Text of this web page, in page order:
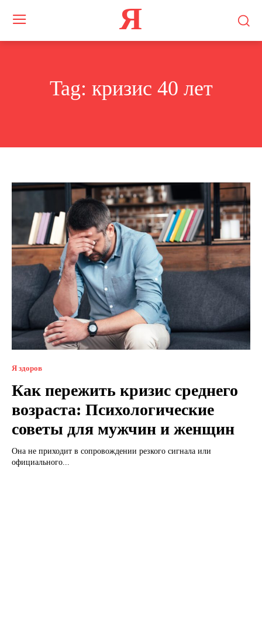
Я
Tag: кризис 40 лет
Я здоров
Как пережить кризис среднего
возраста: Психологические
советы для мужчин и женщин
Она не приходит в сопровождении резкого сигнала или
официального...